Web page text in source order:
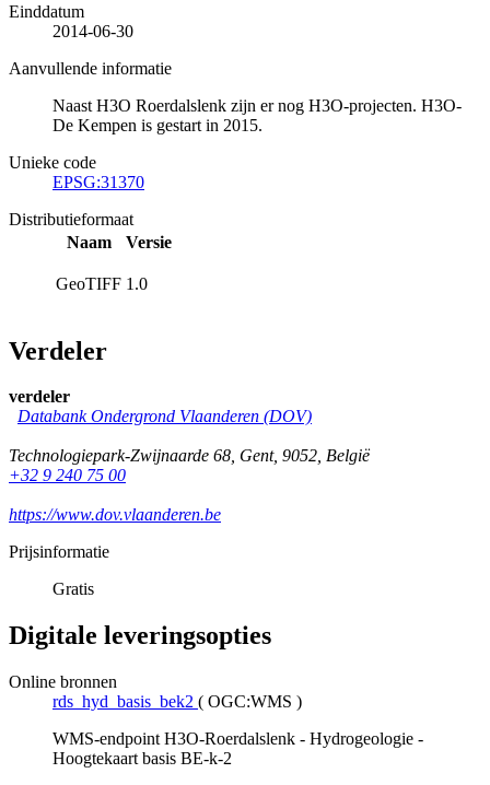
Einddatum
2014-06-30
Aanvullende informatie
Naast H3O Roerdalslenk zijn er nog H3O-projecten. H3O-
De Kempen is gestart in 2015.
Unieke code
EPSG:31370
Distributieformaat
Naam
Versie
GeoTIFF 1.0
Verdeler
verdeler
Databank Ondergrond Vlaanderen (DOV)
Technologiepark-Zwijnaarde 68, Gent, 9052, België
+32 9 240 75 00
https://www.dov.vlaanderen.be
Prijsinformatie
Gratis
Digitale leveringsopties
Online bronnen
rds_hyd_basis_bek2 ( OGC:WMS )
WMS-endpoint H3O-Roerdalslenk - Hydrogeologie -
Hoogtekaart basis BE-k-2